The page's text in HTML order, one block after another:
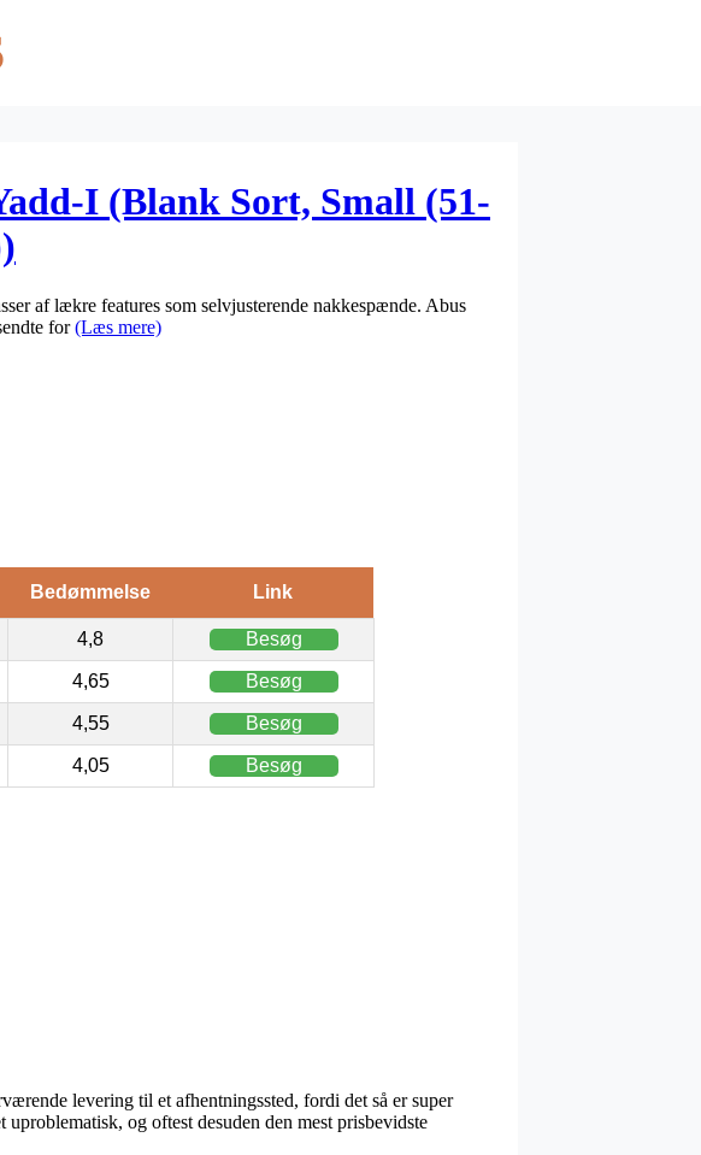
I (Blank Sort, Small (51-
af lækre features som selvjusterende nakkespænde. Abus
for(Læs mere)
Bedømmelse Link
4,8 Besøg
4,65 Besøg
4,55 Besøg
4,05 Besøg
levering til et afhentningssted, fordi det så er super
og oftest desuden den mest prisbevidste